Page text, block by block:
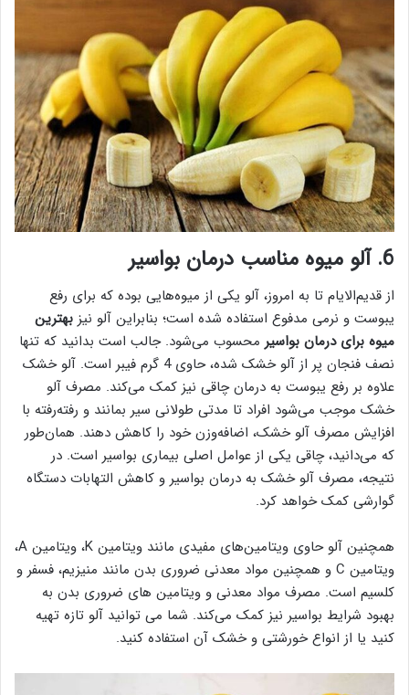
6. آلو میوه مناسب درمان بواسیر
از قدیم‌الایام تا به امروز، آلو یکی از میوه‌هایی بوده که برای رفع
یبوست و نرمی مدفوع استفاده ‌شده است؛ بنابراین آلو نیز بهترین
میوه برای درمان بواسیر محسوب می‌شود. جالب است بدانید که تنها
نصف فنجان پر از آلو خشک شده، حاوی 4 گرم فیبر است. آلو خشک
علاوه بر رفع یبوست به درمان چاقی نیز کمک می‌کند. مصرف آلو
خشک موجب می‌شود افراد تا مدتی طولانی سیر بمانند و رفته‌رفته با
افزایش مصرف آلو خشک، اضافه‌وزن خود را کاهش دهند. همان‌طور
که می‌دانید، چاقی یکی از عوامل اصلی بیماری بواسیر است. در
نتیجه، مصرف آلو خشک به درمان بواسیر و کاهش التهابات دستگاه
گوارشی کمک خواهد کرد.
همچنین آلو حاوی ویتامین‌های مفیدی مانند ویتامین K، ویتامین A،
ویتامین C و همچنین مواد معدنی ضروری بدن مانند منیزیم، فسفر و
کلسیم است. مصرف مواد معدنی و ویتامین های ضروری بدن به
بهبود شرایط بواسیر نیز کمک می‌کند. شما می توانید آلو تازه تهیه
کنید یا از انواع خورشتی و خشک آن استفاده کنید.